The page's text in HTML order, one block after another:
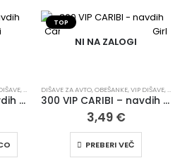
,VSI IZDELKI
303 VIP CARIBI – navdih Giorgio Armani Si
TOP
NI NA ZALOGI
DIŠAVE ZA AVTO,OBEŠANKE,VIP DIŠAVE,VSI
300 VIP CARIBI – navdih Carolina Herrera Good Girl
3,49 €
PREBERI VEČ